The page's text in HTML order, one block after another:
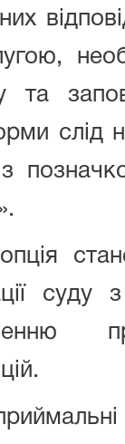
та
слід
суду